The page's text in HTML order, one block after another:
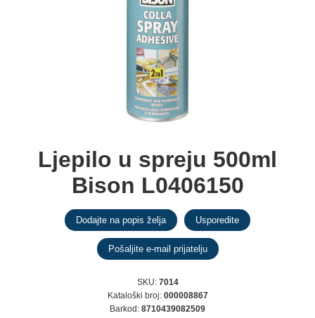
Ljepilo u spreju 500ml
Bison L0406150
SKU: 7014
Kataloški broj: 000008867
Barkod: 8710439082509